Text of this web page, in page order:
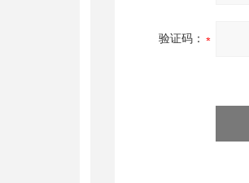
验证码：